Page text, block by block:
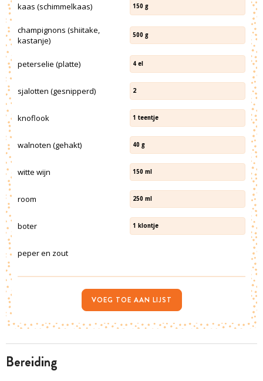
bereiding
kaas (schimmelkaas) 150 g
champignons (shiitake,
kastanje)
500 g
peterselie (platte) 4 el
sjalotten (gesnipperd) 2
knoflook 1 teentje
walnoten (gehakt) 40 g
witte wijn 150 ml
room 250 ml
boter 1 klontje
peper en zout
VOEG TOE AAN LIJST